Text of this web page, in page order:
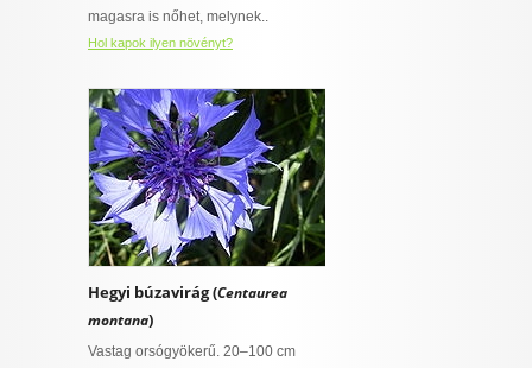
magasra is nőhet, melynek..
Hol kapok ilyen növényt?
Hegyi búzavirág (Centaurea
montana)
Vastag orsógyökerű. 20–100 cm